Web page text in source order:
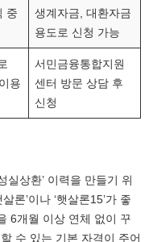
중
생계자금, 대환자금
용도로 신청 가능
용
서민금융통합지원
센터 방문 상담 후
신청
실상환’ 이력을 만들기 위
론’이나 ‘햇살론15’가 좋
6개월 이상 연체 없이 꾸
수 있는 기본 자격이 주어